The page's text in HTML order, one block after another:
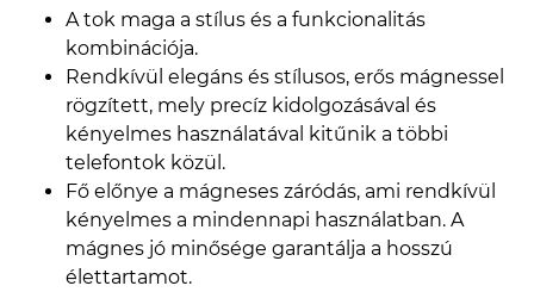
A tok maga a stílus és a funkcionalitás
kombinációja.
Rendkívül elegáns és stílusos, erős mágnessel
rögzített, mely precíz kidolgozásával és
kényelmes használatával kitűnik a többi
telefontok közül.
Fő előnye a mágneses záródás, ami rendkívül
kényelmes a mindennapi használatban. A
mágnes jó minősége garantálja a hosszú
élettartamot.